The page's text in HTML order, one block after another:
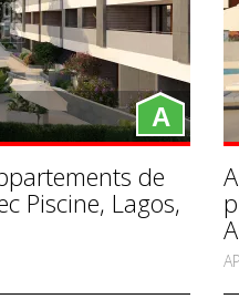
A
de
Piscine, Lagos,